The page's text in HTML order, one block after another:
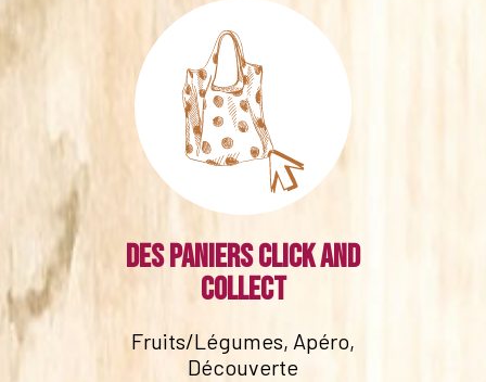
Des paniers click and
collect
Fruits/Légumes, Apéro,
Découverte